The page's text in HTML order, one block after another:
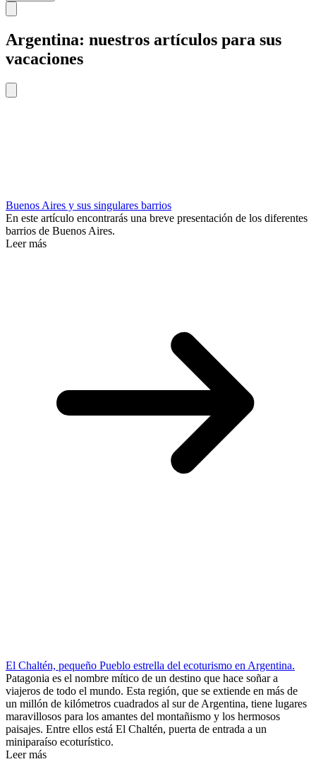
Argentina: nuestros artículos para sus
vacaciones
Buenos Aires y sus singulares barrios
En este artículo encontrarás una breve presentación de los diferentes
barrios de Buenos Aires.
Leer más
El Chaltén, pequeño Pueblo estrella del ecoturismo en Argentina.
Patagonia es el nombre mítico de un destino que hace soñar a
viajeros de todo el mundo. Esta región, que se extiende en más de
un millón de kilómetros cuadrados al sur de Argentina, tiene lugares
maravillosos para los amantes del montañismo y los hermosos
paisajes. Entre ellos está El Chaltén, puerta de entrada a un
miniparaíso ecoturístico.
Leer más